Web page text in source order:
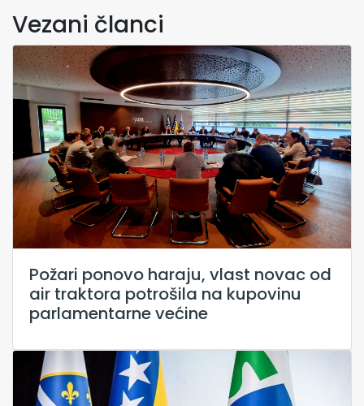
Vezani članci
Požari ponovo haraju, vlast novac od
air traktora potrošila na kupovinu
parlamentarne većine